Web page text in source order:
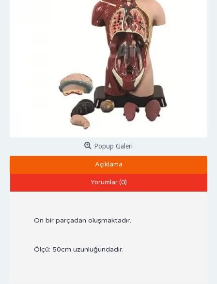
Popup Galeri
Açıklama
Yorumlar (0)
On bir parçadan oluşmaktadır.
Ölçü: 50cm uzunluğundadır.